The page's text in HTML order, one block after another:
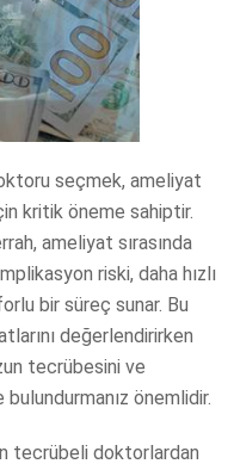
seçmek, ameliyat
kritik öneme sahiptir.
ameliyat sırasında
riski, daha hızlı
bir süreç sunar. Bu
değerlendirirken
tecrübesini ve
önemlidir.
tecrübeli doktorlardan